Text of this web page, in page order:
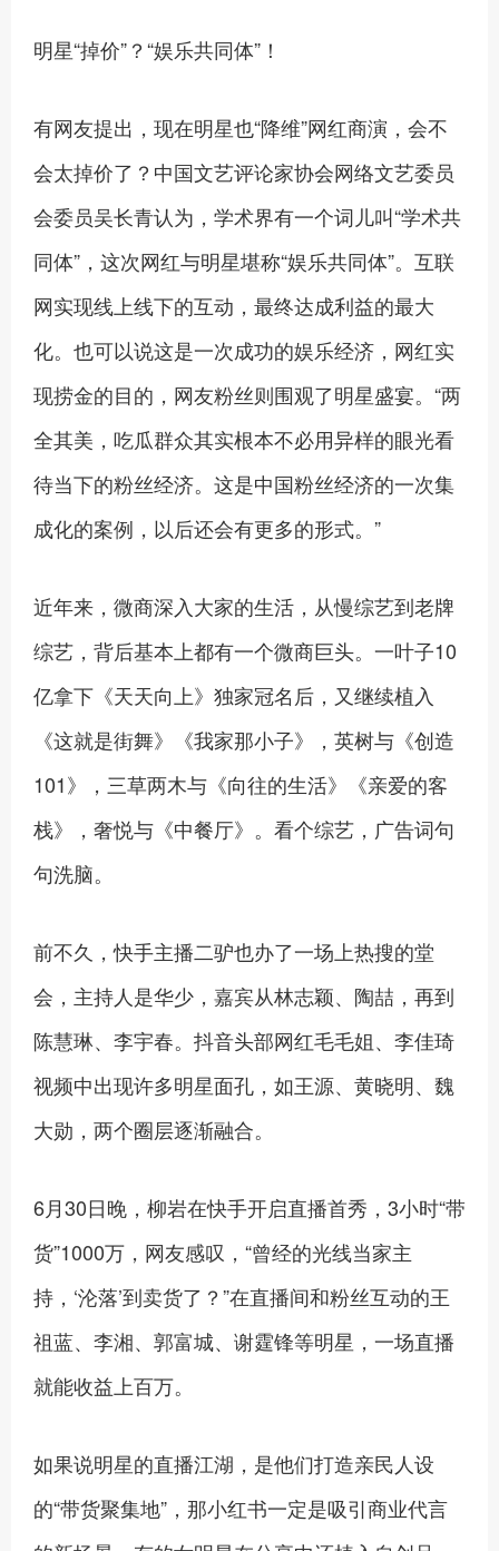
明星“掉价”？“娱乐共同体”！
有网友提出，现在明星也“降维”网红商演，会不
会太掉价了？中国文艺评论家协会网络文艺委员
会委员吴长青认为，学术界有一个词儿叫“学术共
同体”，这次网红与明星堪称“娱乐共同体”。互联
网实现线上线下的互动，最终达成利益的最大
化。也可以说这是一次成功的娱乐经济，网红实
现捞金的目的，网友粉丝则围观了明星盛宴。“两
全其美，吃瓜群众其实根本不必用异样的眼光看
待当下的粉丝经济。这是中国粉丝经济的一次集
成化的案例，以后还会有更多的形式。”
近年来，微商深入大家的生活，从慢综艺到老牌
综艺，背后基本上都有一个微商巨头。一叶子10
亿拿下《天天向上》独家冠名后，又继续植入
《这就是街舞》《我家那小子》，英树与《创造
101》，三草两木与《向往的生活》《亲爱的客
栈》，奢悦与《中餐厅》。看个综艺，广告词句
句洗脑。
前不久，快手主播二驴也办了一场上热搜的堂
会，主持人是华少，嘉宾从林志颖、陶喆，再到
陈慧琳、李宇春。抖音头部网红毛毛姐、李佳琦
视频中出现许多明星面孔，如王源、黄晓明、魏
大勋，两个圈层逐渐融合。
6月30日晚，柳岩在快手开启直播首秀，3小时“带
货”1000万，网友感叹，“曾经的光线当家主
持，‘沦落’到卖货了？”在直播间和粉丝互动的王
祖蓝、李湘、郭富城、谢霆锋等明星，一场直播
就能收益上百万。
如果说明星的直播江湖，是他们打造亲民人设
的“带货聚集地”，那小红书一定是吸引商业代言